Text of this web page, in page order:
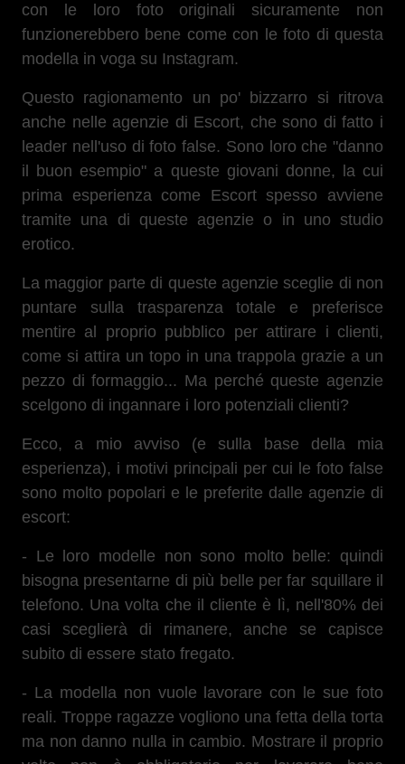
con le loro foto originali sicuramente non
funzionerebbero bene come con le foto di questa
modella in voga su Instagram.
Questo ragionamento un po' bizzarro si ritrova
anche nelle agenzie di Escort, che sono di fatto i
leader nell'uso di foto false. Sono loro che "danno
il buon esempio" a queste giovani donne, la cui
prima esperienza come Escort spesso avviene
tramite una di queste agenzie o in uno studio
erotico.
La maggior parte di queste agenzie sceglie di non
puntare sulla trasparenza totale e preferisce
mentire al proprio pubblico per attirare i clienti,
come si attira un topo in una trappola grazie a un
pezzo di formaggio... Ma perché queste agenzie
scelgono di ingannare i loro potenziali clienti?
Ecco, a mio avviso (e sulla base della mia
esperienza), i motivi principali per cui le foto false
sono molto popolari e le preferite dalle agenzie di
escort:
- Le loro modelle non sono molto belle: quindi
bisogna presentarne di più belle per far squillare il
telefono. Una volta che il cliente è lì, nell'80% dei
casi sceglierà di rimanere, anche se capisce
subito di essere stato fregato.
- La modella non vuole lavorare con le sue foto
reali. Troppe ragazze vogliono una fetta della torta
ma non danno nulla in cambio. Mostrare il proprio